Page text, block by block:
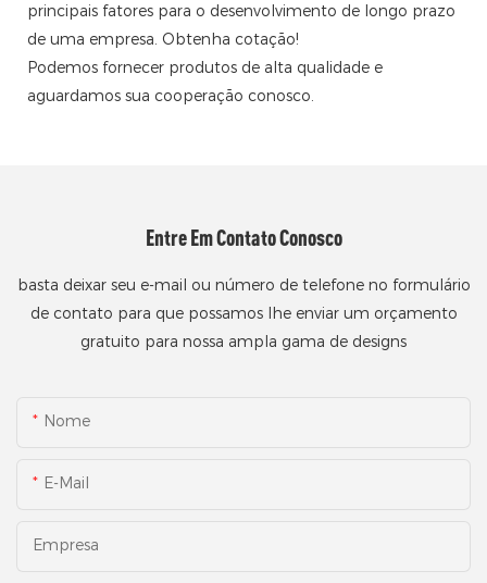
principais fatores para o desenvolvimento de longo prazo
de uma empresa. Obtenha cotação!
Podemos fornecer produtos de alta qualidade e
aguardamos sua cooperação conosco.
Entre Em Contato Conosco
basta deixar seu e-mail ou número de telefone no formulário
de contato para que possamos lhe enviar um orçamento
gratuito para nossa ampla gama de designs
Nome
E-Mail
Empresa